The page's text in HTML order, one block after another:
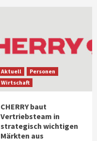
Aktuell
Personen
Wirtschaft
CHERRY baut
Vertriebsteam in
strategisch wichtigen
Märkten aus